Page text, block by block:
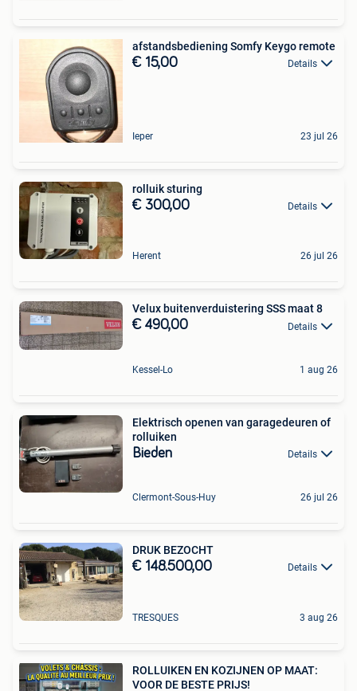
afstandsbediening Somfy Keygo remote
€ 15,00 Details
Ieper 23 jul 26
rolluik sturing
€ 300,00 Details
Herent 26 jul 26
Velux buitenverduistering SSS maat 8
€ 490,00 Details
Kessel-Lo 1 aug 26
Elektrisch openen van garagedeuren of
rolluiken
Bieden Details
Clermont-Sous-Huy 26 jul 26
DRUK BEZOCHT
€ 148.500,00 Details
TRESQUES 3 aug 26
ROLLUIKEN EN KOZIJNEN OP MAAT:
VOOR DE BESTE PRIJS!